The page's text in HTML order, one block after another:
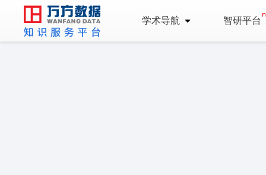
学术导航 智研平台